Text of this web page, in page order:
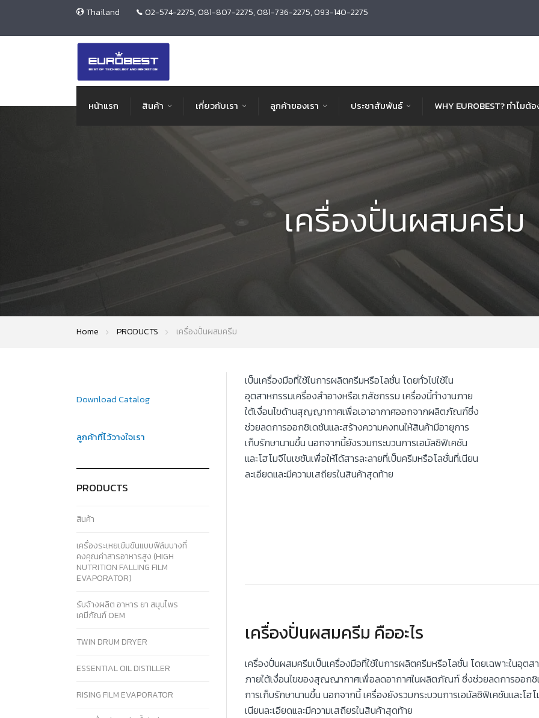
Thailand 02-574-2275, 081-807-2275, 081-736-2275, 093-140-2275
หน้าแรก สินค้า เกี่ยวกับเรา ลูกค้าของเรา ประชาสัมพันธ์ WHY EUROBEST? ทำไมต้อ
เครื่องปั่นผสมครีม
Home PRODUCTS เครื่องปั่นผสมครีม
เป็นเครื่องมือที่ใช้ในการผลิตครีมหรือโลชั่น โดยทั่วไปใช้ใน
อุตสาหกรรมเครื่องสำอางหรือเภสัชกรรม เครื่องนี้ทำงานภาย
ใต้เงื่อนไขด้านสุญญากาศเพื่อเอาอากาศออกจากผลิตภัณฑ์ซึ่ง
ช่วยลดการออกซิเดชันและสร้างความคงทนให้สินค้ามีอายุการ
เก็บรักษานานขึ้น นอกจากนี้ยังรวมกระบวนการเอมัลซิฟิเคชัน
และโฮโมจีไนเซชันเพื่อให้ได้สารละลายที่เป็นครีมหรือโลชั่นที่เนียน
ละเอียดและมีความเสถียรในสินค้าสุดท้าย
เครื่องปั่นผสมครีม คืออะไร
เครื่องปั่นผสมครีมเป็นเครื่องมือที่ใช้ในการผลิตครีมหรือโลชั่น โดยเฉพาะในอุต
ภายใต้เงื่อนไขของสุญญากาศเพื่อลดอากาศในผลิตภัณฑ์ ซึ่งช่วยลดการออกซิ
การเก็บรักษานานขึ้น นอกจากนี้ เครื่องยังรวมกระบวนการเอมัลซิฟิเคชันและโฮ
เนียนละเอียดและมีความเสถียรในสินค้าสุดท้าย
Download Catalog
ลูกค้าที่ไว้วางใจเรา
PRODUCTS
สินค้า
เครื่องระเหยเข้มข้นแบบฟิล์มบางที่
คงคุณค่าสารอาหารสูง (HIGH
NUTRITION FALLING FILM
EVAPORATOR)
รับจ้างผลิต อาหาร ยา สมุนไพร
เคมีภัณฑ์ OEM
TWIN DRUM DRYER
ESSENTIAL OIL DISTILLER
RISING FILM EVAPORATOR